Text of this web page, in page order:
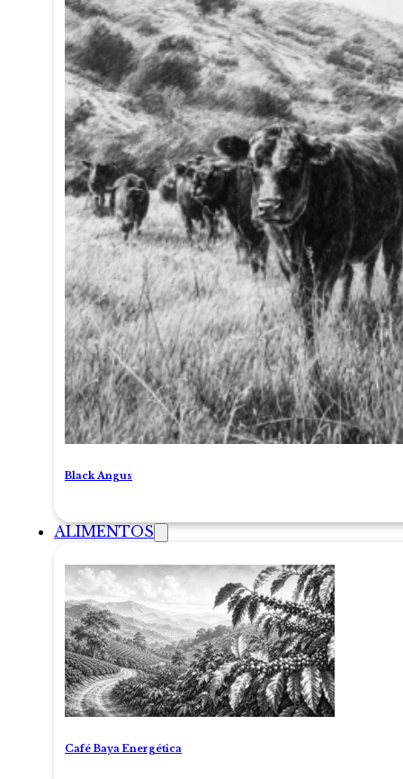
Black Angus
ALIMENTOS
Café Baya Energética